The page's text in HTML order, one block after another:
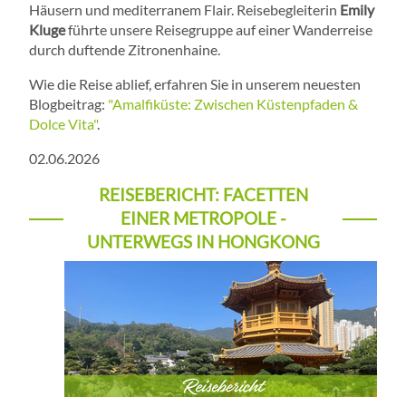
Häusern und mediterranem Flair. Reisebegleiterin Emily
Klugeführte unsere Reisegruppe auf einer Wanderreise
durch duftende Zitronenhaine.
Wie die Reise ablief, erfahren Sie in unserem neuesten
Blogbeitrag: "Amalfiküste: Zwischen Küstenpfaden &
Dolce Vita".
02.06.2026
REISEBERICHT: FACETTEN
EINER METROPOLE -
UNTERWEGS IN HONGKONG